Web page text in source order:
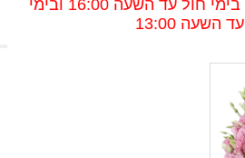
משלוחים מתקבלים בימי חול עד השעה 16:00 ובימי
השעה 13:00